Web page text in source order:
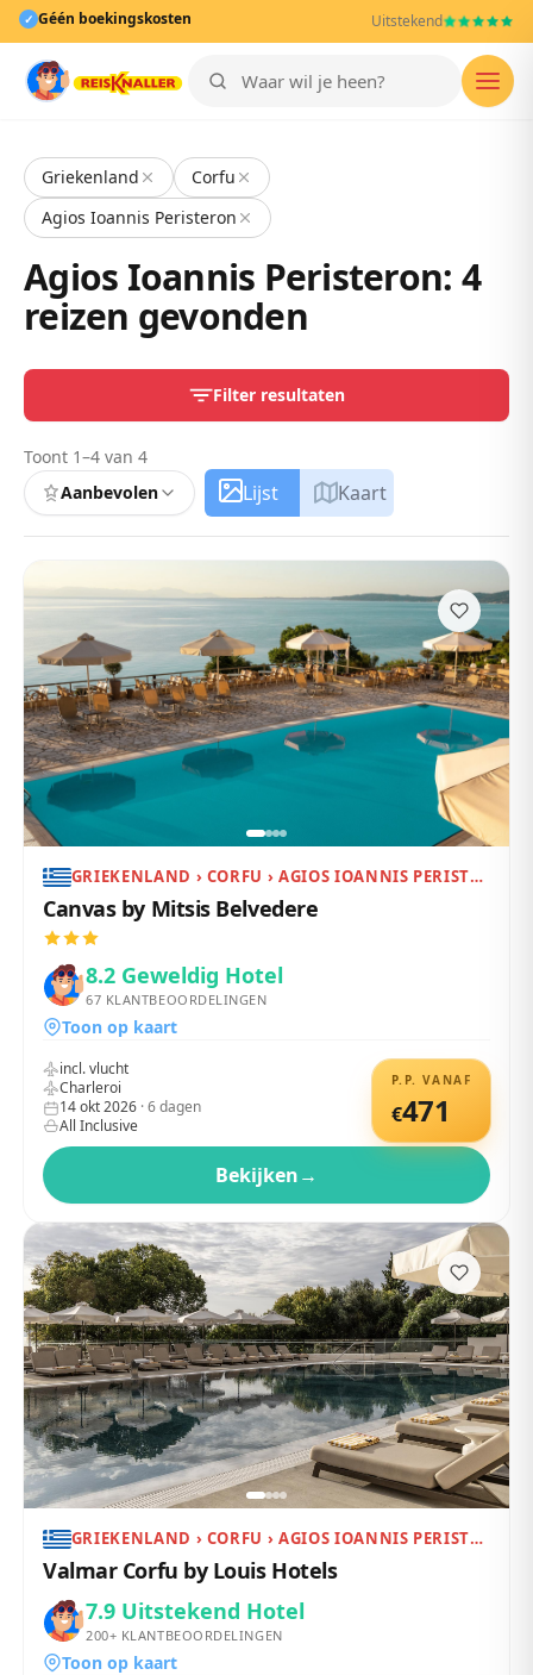
✓ Géén boekingskosten Uitstekend
Griekenland
Corfu
Agios Ioannis Peristeron
Agios Ioannis Peristeron: 4
reizen gevonden
Filter resultaten
Toont 1–4 van 4
Aanbevolen
Lijst Kaart
GRIEKENLAND › CORFU › AGIOS IOANNIS PERISTERON
Canvas by Mitsis Belvedere
8.2 Geweldig Hotel
67 KLANTBEOORDELINGEN
Toon op kaart
P.P. VANAF
€471
incl. vlucht
Charleroi
14 okt 2026 ·6dagen
All Inclusive
Bekijken→
GRIEKENLAND › CORFU › AGIOS IOANNIS PERISTERON
Valmar Corfu by Louis Hotels
7.9 Uitstekend Hotel
200+ KLANTBEOORDELINGEN
Toon op kaart